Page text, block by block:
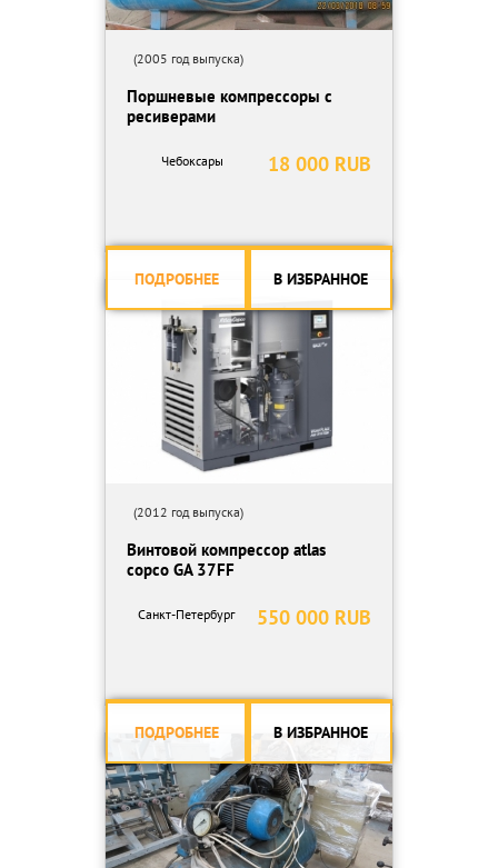
(2005 год выпуска)
Поршневые компрессоры с
ресиверами
18 000 RUB
Чебоксары
ПОДРОБНЕЕ В ИЗБРАННОЕ
(2012 год выпуска)
Винтовой компрессор atlas
copco GA 37FF
550 000 RUB
Санкт-Петербург
ПОДРОБНЕЕ В ИЗБРАННОЕ